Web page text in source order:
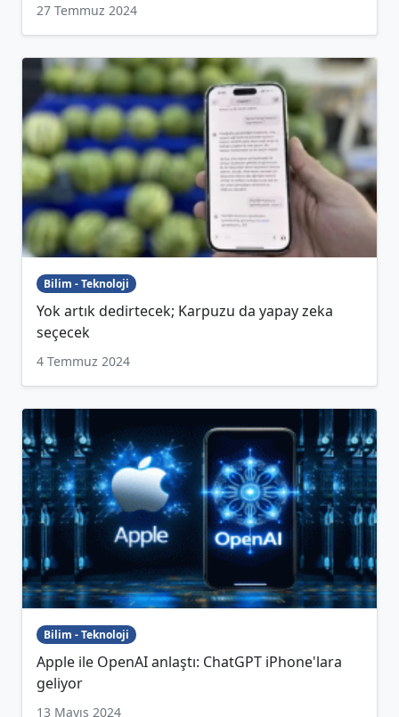
27 Temmuz 2024
Bilim - Teknoloji
Yok artık dedirtecek; Karpuzu da yapay zeka
seçecek
4 Temmuz 2024
Bilim - Teknoloji
Apple ile OpenAI anlaştı: ChatGPT iPhone'lara
geliyor
13 Mayıs 2024